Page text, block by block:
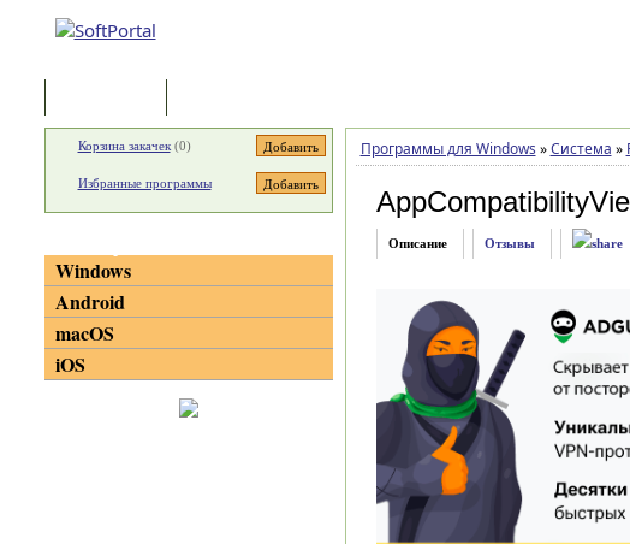
Программы для Windows » Система »
Описание Отзывы
Корзина закачек(0)
Избранные программы
Windows
Android
macOS
iOS